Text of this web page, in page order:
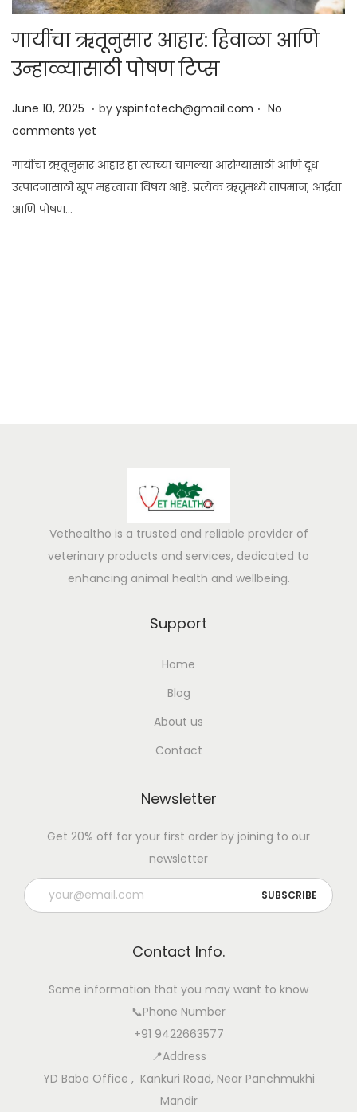
गायींचा ऋतूनुसार आहार: हिवाळा आणि
उन्हाळ्यासाठी पोषण टिप्स
Posted on
June 10, 2025 J
u
e
. by yspinfotech@gmail.com . No
comments yet
गायींचा ऋतूनुसार आहार हा त्यांच्या चांगल्या आरोग्यासाठी आणि दूध
उत्पादनासाठी खूप महत्त्वाचा विषय आहे. प्रत्येक ऋतूमध्ये तापमान, आर्द्रता
आणि पोषण…
Vethealtho is a trusted and reliable provider of
veterinary products and services, dedicated to
enhancing animal health and wellbeing.
Support
Home
Blog
About us
Contact
Newsletter
Get 20% off for your first order by joining to our
newsletter
Contact Info.
Some information that you may want to know
📞Phone Number
+91 9422663577
📍Address
YD Baba Office , Kankuri Road, Near Panchmukhi
Mandir